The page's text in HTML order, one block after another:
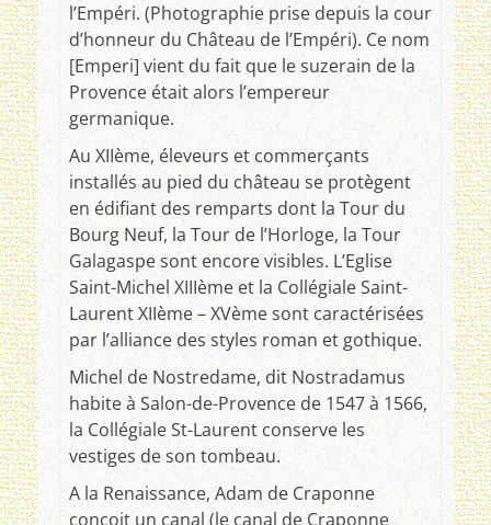
l’Empéri. (Photographie prise depuis la cour
d’honneur du Château de l’Empéri). Ce nom
[Emperi] vient du fait que le suzerain de la
Provence était alors l’empereur
germanique.
Au XIIème, éleveurs et commerçants
installés au pied du château se protègent
en édifiant des remparts dont la Tour du
Bourg Neuf, la Tour de l’Horloge, la Tour
Galagaspe sont encore visibles. L’Eglise
Saint-Michel XIIIème et la Collégiale Saint-
Laurent XIIème – XVème sont caractérisées
par l’alliance des styles roman et gothique.
Michel de Nostredame, dit Nostradamus
habite à Salon-de-Provence de 1547 à 1566,
la Collégiale St-Laurent conserve les
vestiges de son tombeau.
A la Renaissance, Adam de Craponne
conçoit un canal (le canal de Craponne